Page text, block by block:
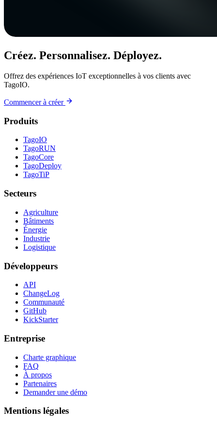
Créez. Personnalisez. Déployez.
Offrez des expériences IoT exceptionnelles à vos clients avec
TagoIO.
Commencer à créer
Produits
TagoIO
TagoRUN
TagoCore
TagoDeploy
TagoTiP
Secteurs
Agriculture
Bâtiments
Énergie
Industrie
Logistique
Développeurs
API
ChangeLog
Communauté
GitHub
KickStarter
Entreprise
Charte graphique
FAQ
À propos
Partenaires
Demander une démo
Mentions légales